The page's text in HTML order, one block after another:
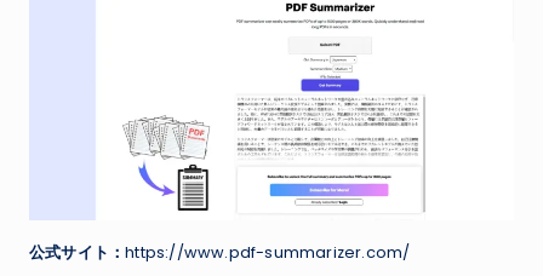
公式サイト：https://www.pdf-summarizer.com/